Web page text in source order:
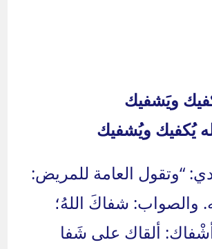
ويَشفيك
يُكفيك ويُشفيك
“وتقول العامة للمريض:
والصواب: شفاكَ اللهُ؛
ألقاك على شَفا